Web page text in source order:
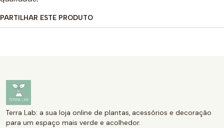
PARTILHAR ESTE PRODUTO
Terra Lab: a sua loja online de plantas, acessórios e decoração
para um espaço mais verde e acolhedor.